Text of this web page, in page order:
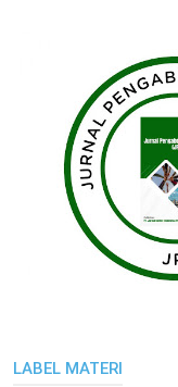
LABEL MATERI